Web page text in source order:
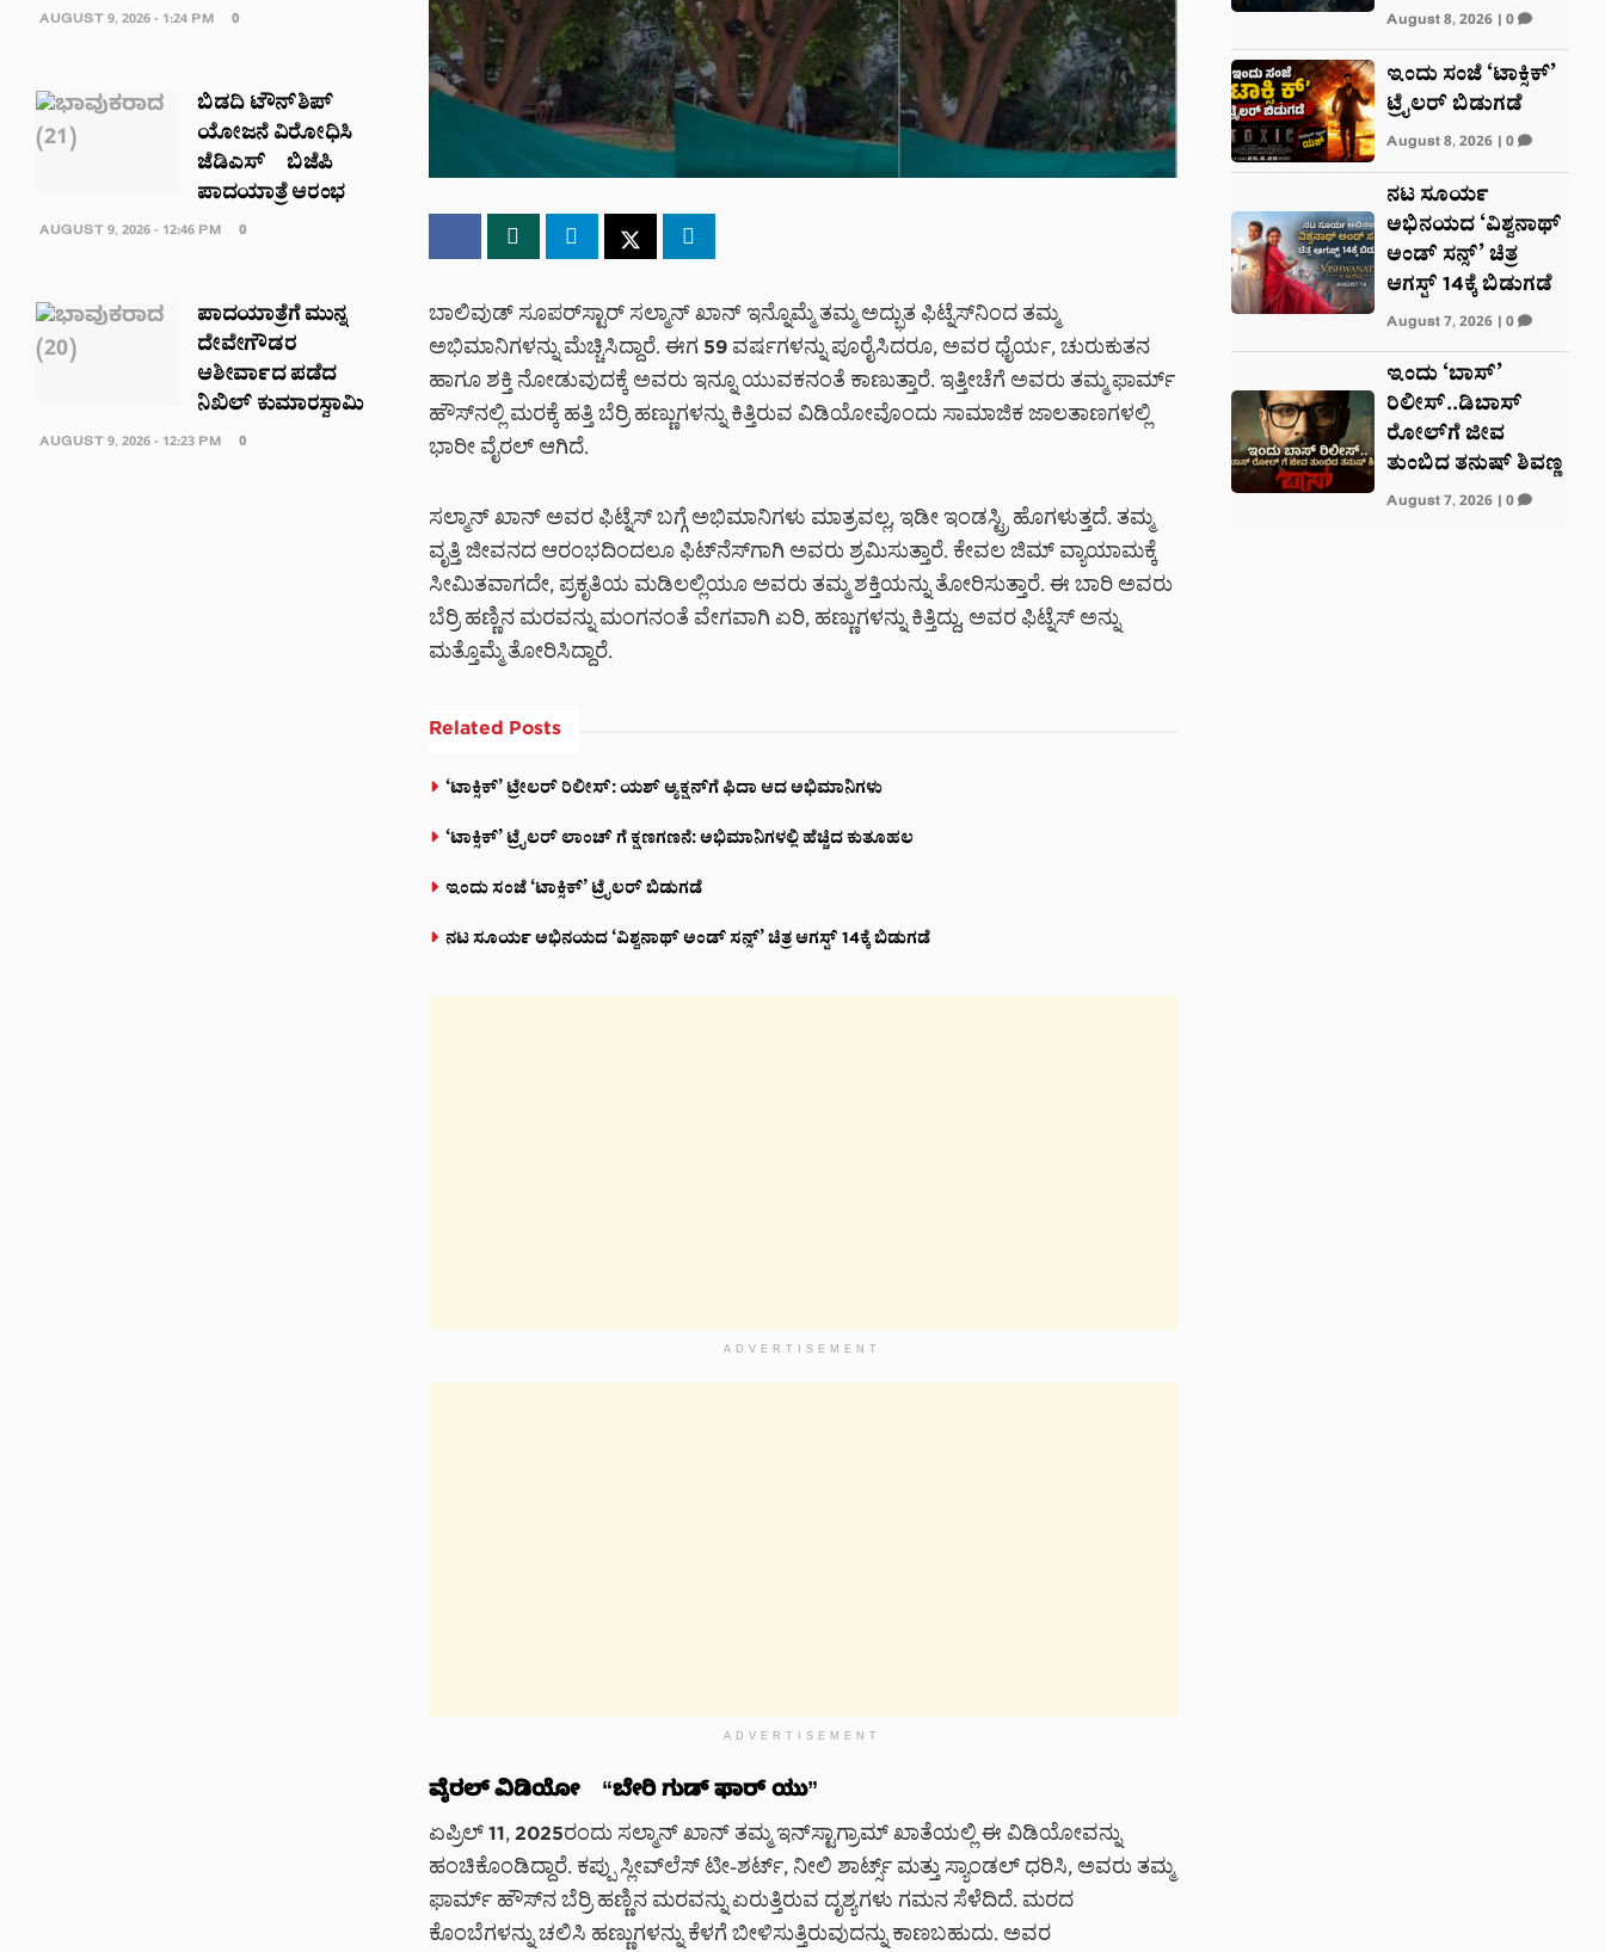
ಬಾಲಿವುಡ್ ಸೂಪರ್‌ಸ್ಟಾರ್ ಸಲ್ಮಾನ್ ಖಾನ್ ಇನ್ನೊಮ್ಮೆ ತಮ್ಮ ಅದ್ಭುತ ಫಿಟ್ನೆಸ್‌ನಿಂದ ತಮ್ಮ
ಅಭಿಮಾನಿಗಳನ್ನು ಮೆಚ್ಚಿಸಿದ್ದಾರೆ. ಈಗ 59 ವರ್ಷಗಳನ್ನು ಪೂರೈಸಿದರೂ, ಅವರ ಧೈರ್ಯ, ಚುರುಕುತನ
ಹಾಗೂ ಶಕ್ತಿ ನೋಡುವುದಕ್ಕೆ ಅವರು ಇನ್ನೂ ಯುವಕನಂತೆ ಕಾಣುತ್ತಾರೆ. ಇತ್ತೀಚೆಗೆ ಅವರು ತಮ್ಮ ಫಾರ್ಮ್
ಹೌಸ್‌ನಲ್ಲಿ ಮರಕ್ಕೆ ಹತ್ತಿ ಬೆರ್ರಿ ಹಣ್ಣುಗಳನ್ನು ಕಿತ್ತಿರುವ ವಿಡಿಯೋವೊಂದು ಸಾಮಾಜಿಕ ಜಾಲತಾಣಗಳಲ್ಲಿ
ಭಾರೀ ವೈರಲ್ ಆಗಿದೆ.
ಸಲ್ಮಾನ್ ಖಾನ್ ಅವರ ಫಿಟ್ನೆಸ್‌ ಬಗ್ಗೆ ಅಭಿಮಾನಿಗಳು ಮಾತ್ರವಲ್ಲ, ಇಡೀ ಇಂಡಸ್ಟ್ರಿ ಹೊಗಳುತ್ತದೆ. ತಮ್ಮ
ವೃತ್ತಿ ಜೀವನದ ಆರಂಭದಿಂದಲೂ ಫಿಟ್‌ನೆಸ್‌ಗಾಗಿ ಅವರು ಶ್ರಮಿಸುತ್ತಾರೆ. ಕೇವಲ ಜಿಮ್ ವ್ಯಾಯಾಮಕ್ಕೆ
ಸೀಮಿತವಾಗದೇ, ಪ್ರಕೃತಿಯ ಮಡಿಲಲ್ಲಿಯೂ ಅವರು ತಮ್ಮ ಶಕ್ತಿಯನ್ನು ತೋರಿಸುತ್ತಾರೆ. ಈ ಬಾರಿ ಅವರು
ಬೆರ್ರಿ ಹಣ್ಣಿನ ಮರವನ್ನು ಮಂಗನಂತೆ ವೇಗವಾಗಿ ಏರಿ, ಹಣ್ಣುಗಳನ್ನು ಕಿತ್ತಿದ್ದು, ಅವರ ಫಿಟ್ನೆಸ್ ಅನ್ನು
ಮತ್ತೊಮ್ಮೆ ತೋರಿಸಿದ್ದಾರೆ.
Related Posts
‘ಟಾಕ್ಸಿಕ್’ ಟ್ರೇಲರ್ ರಿಲೀಸ್: ಯಶ್‌ ಆ್ಯಕ್ಷನ್‌ಗೆ ಫಿದಾ ಆದ ಅಭಿಮಾನಿಗಳು
‘ಟಾಕ್ಸಿಕ್’ ಟ್ರೈಲರ್‌ ಲಾಂಚ್ ಗೆ ಕ್ಷಣಗಣನೆ: ಅಭಿಮಾನಿಗಳಲ್ಲಿ ಹೆಚ್ಚಿದ ಕುತೂಹಲ
ಇಂದು ಸಂಜೆ ‘ಟಾಕ್ಸಿಕ್’ ಟ್ರೈಲರ್ ಬಿಡುಗಡೆ
ನಟ ಸೂರ್ಯ ಅಭಿನಯದ ‘ವಿಶ್ವನಾಥ್ ಅಂಡ್ ಸನ್ಸ್’ ಚಿತ್ರ ಆಗಸ್ಟ್ 14ಕ್ಕೆ ಬಿಡುಗಡೆ
ADVERTISEMENT
ADVERTISEMENT
ವೈರಲ್ ವಿಡಿಯೋ – “ಬೇರಿ ಗುಡ್ ಫಾರ್ ಯು”
ಏಪ್ರಿಲ್ 11, 2025ರಂದು ಸಲ್ಮಾನ್ ಖಾನ್ ತಮ್ಮ ಇನ್‌ಸ್ಟಾಗ್ರಾಮ್ ಖಾತೆಯಲ್ಲಿ ಈ ವಿಡಿಯೋವನ್ನು
ಹಂಚಿಕೊಂಡಿದ್ದಾರೆ. ಕಪ್ಪು ಸ್ಲೀವ್‌ಲೆಸ್ ಟೀ-ಶರ್ಟ್, ನೀಲಿ ಶಾರ್ಟ್ಸ್ ಮತ್ತು ಸ್ಯಾಂಡಲ್ ಧರಿಸಿ, ಅವರು ತಮ್ಮ
ಫಾರ್ಮ್ ಹೌಸ್‌ನ ಬೆರ್ರಿ ಹಣ್ಣಿನ ಮರವನ್ನು ಏರುತ್ತಿರುವ ದೃಶ್ಯಗಳು ಗಮನ ಸೆಳೆದಿದೆ. ಮರದ
ಕೊಂಬೆಗಳನ್ನು ಚಲಿಸಿ ಹಣ್ಣುಗಳನ್ನು ಕೆಳಗೆ ಬೀಳಿಸುತ್ತಿರುವುದನ್ನು ಕಾಣಬಹುದು. ಅವರ
AUGUST 9, 2026 - 1:24 PM 0
ಬಿಡದಿ ಟೌನ್‌ಶಿಪ್
ಯೋಜನೆ ವಿರೋಧಿಸಿ
ಜೆಡಿಎಸ್–ಬಿಜೆಪಿ
ಪಾದಯಾತ್ರೆ ಆರಂಭ
AUGUST 9, 2026 - 12:46 PM 0
ಪಾದಯಾತ್ರೆಗೆ ಮುನ್ನ
ದೇವೇಗೌಡರ
ಆಶೀರ್ವಾದ ಪಡೆದ
ನಿಖಿಲ್ ಕುಮಾರಸ್ವಾಮಿ
AUGUST 9, 2026 - 12:23 PM 0
August 8, 2026| 0
ಇಂದು ಸಂಜೆ ‘ಟಾಕ್ಸಿಕ್’
ಟ್ರೈಲರ್ ಬಿಡುಗಡೆ
August 8, 2026| 0
ನಟ ಸೂರ್ಯ
ಅಭಿನಯದ ‘ವಿಶ್ವನಾಥ್
ಅಂಡ್ ಸನ್ಸ್’ ಚಿತ್ರ
ಆಗಸ್ಟ್ 14ಕ್ಕೆ ಬಿಡುಗಡೆ
August 7, 2026| 0
ಇಂದು ‘ಬಾಸ್’
ರಿಲೀಸ್..ಡಿಬಾಸ್
ರೋಲ್‌ಗೆ ಜೀವ
ತುಂಬಿದ ತನುಷ್ ಶಿವಣ್ಣ
August 7, 2026| 0